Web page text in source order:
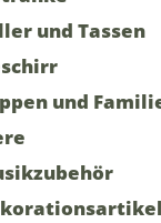
und Tassen
und